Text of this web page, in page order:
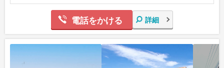
電話をかける 詳細